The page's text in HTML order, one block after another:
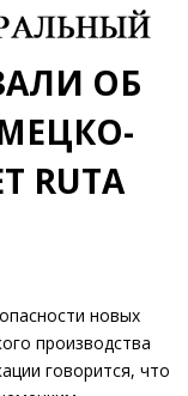
ОБ
RUTA
новых
производства
говорится, что